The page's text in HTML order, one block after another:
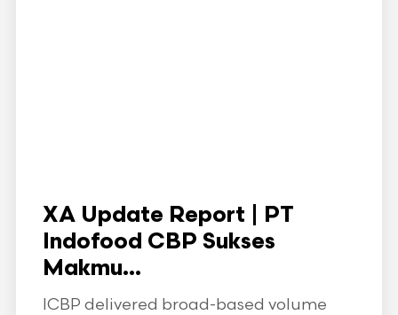
XA Update Report | PT
Indofood CBP Sukses
Makmu...
ICBP delivered broad-based volume